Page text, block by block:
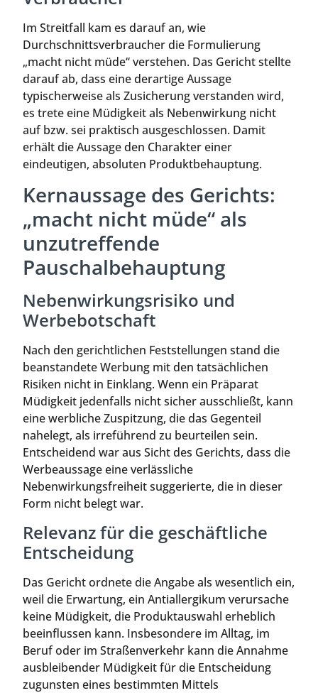
Im Streitfall kam es darauf an, wie
Durchschnittsverbraucher die Formulierung
„macht nicht müde“ verstehen. Das Gericht stellte
darauf ab, dass eine derartige Aussage
typischerweise als Zusicherung verstanden wird,
es trete eine Müdigkeit als Nebenwirkung nicht
auf bzw. sei praktisch ausgeschlossen. Damit
erhält die Aussage den Charakter einer
eindeutigen, absoluten Produktbehauptung.
Kernaussage des Gerichts:
„macht nicht müde“ als
unzutreffende
Pauschalbehauptung
Nebenwirkungsrisiko und
Werbebotschaft
Nach den gerichtlichen Feststellungen stand die
beanstandete Werbung mit den tatsächlichen
Risiken nicht in Einklang. Wenn ein Präparat
Müdigkeit jedenfalls nicht sicher ausschließt, kann
eine werbliche Zuspitzung, die das Gegenteil
nahelegt, als irreführend zu beurteilen sein.
Entscheidend war aus Sicht des Gerichts, dass die
Werbeaussage eine verlässliche
Nebenwirkungsfreiheit suggerierte, die in dieser
Form nicht belegt war.
Relevanz für die geschäftliche
Entscheidung
Das Gericht ordnete die Angabe als wesentlich ein,
weil die Erwartung, ein Antiallergikum verursache
keine Müdigkeit, die Produktauswahl erheblich
beeinflussen kann. Insbesondere im Alltag, im
Beruf oder im Straßenverkehr kann die Annahme
ausbleibender Müdigkeit für die Entscheidung
zugunsten eines bestimmten Mittels